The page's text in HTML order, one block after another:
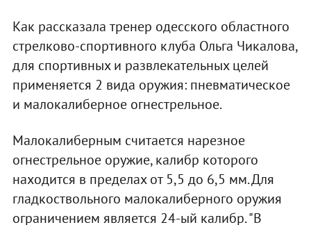
Как рассказала тренер одесского областного
стрелково-спортивного клуба Ольга Чикалова,
для спортивных и развлекательных целей
применяется 2 вида оружия: пневматическое
и малокалиберное огнестрельное.
Малокалиберным считается нарезное
огнестрельное оружие, калибр которого
находится в пределах от 5,5 до 6,5 мм. Для
гладкоствольного малокалиберного оружия
ограничением является 24-ый калибр. "В